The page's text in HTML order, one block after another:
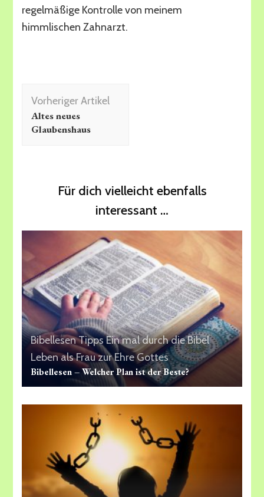
regelmäßige Kontrolle von meinem
himmlischen Zahnarzt.
Beitragsnavigation
Vorheriger Artikel
Altes neues
Glaubenshaus
Für dich vielleicht ebenfalls
interessant …
Bibellesen TippsEin mal durch die Bibel
Leben als Frau zur Ehre Gottes
Bibellesen – Welcher Plan ist der Beste?